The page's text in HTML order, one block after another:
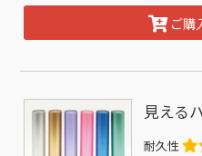
ご購
見える
耐久性